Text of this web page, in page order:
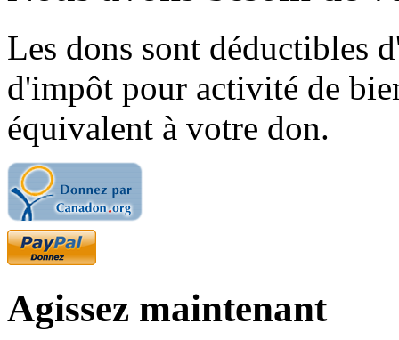
Les dons sont déductibles
d'impôt pour activité de
équivalent à votre don.
Agissez maintenant